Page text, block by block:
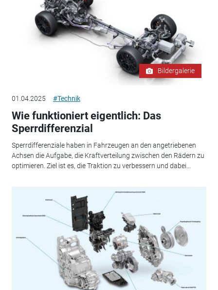
Bildergalerie
01.04.2025 #Technik
Wie funktioniert eigentlich: Das
Sperrdifferenzial
Sperrdifferenziale haben in Fahrzeugen an den angetriebenen
Achsen die Aufgabe, die Kraftverteilung zwischen den Rädern zu
optimieren. Ziel ist es, die Traktion zu verbessern und dabei...